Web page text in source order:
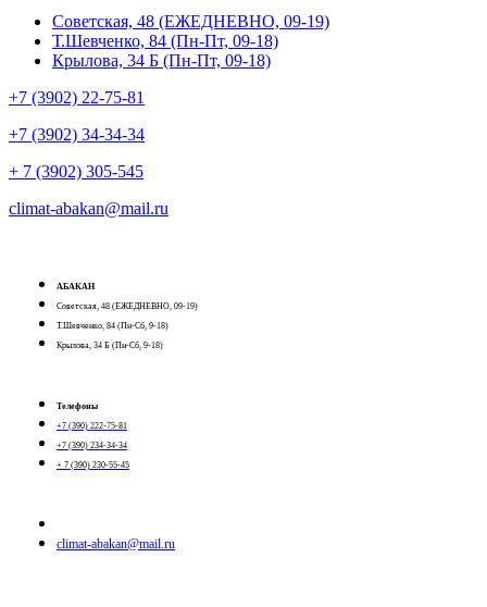
Советская, 48 (ЕЖЕДНЕВНО, 09-19)
Т.Шевченко, 84 (Пн-Пт, 09-18)
Крылова, 34 Б (Пн-Пт, 09-18)
+7 (3902) 22-75-81
+7 (3902) 34-34-34
+ 7 (3902) 305-545
climat-abakan@mail.ru
АБАКАН
Советская, 48 (ЕЖЕДНЕВНО, 09-19)
Т.Шевченко, 84 (Пн-Сб, 9-18)
Крылова, 34 Б (Пн-Сб, 9-18)
Телефоны
+7 (390) 222-75-81
+7 (390) 234-34-34
+ 7 (390) 230-55-45
climat-abakan@mail.ru